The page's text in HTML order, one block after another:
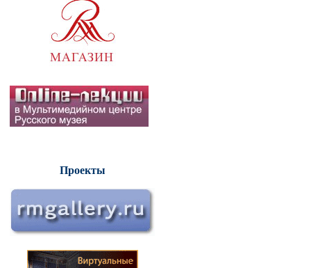
Проекты